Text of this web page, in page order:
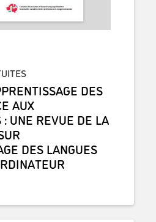
DES
AUX
: UNE REVUE DE LA
DES LANGUES